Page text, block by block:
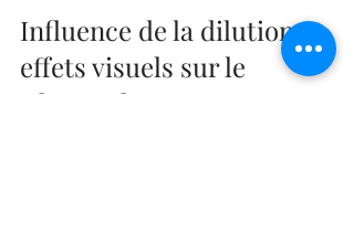
Influence de la dilution et
effets visuels sur le
Charcoal